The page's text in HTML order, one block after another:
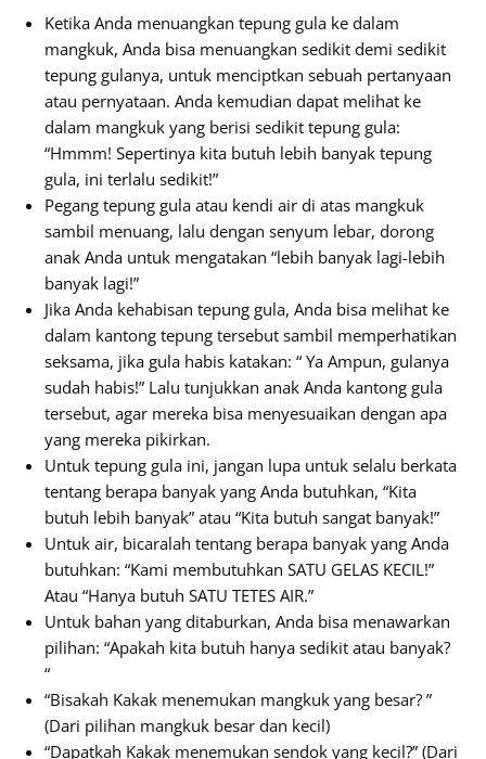
Ketika Anda menuangkan tepung gula ke dalam
mangkuk, Anda bisa menuangkan sedikit demi sedikit
tepung gulanya, untuk menciptkan sebuah pertanyaan
atau pernyataan. Anda kemudian dapat melihat ke
dalam mangkuk yang berisi sedikit tepung gula:
“Hmmm! Sepertinya kita butuh lebih banyak tepung
gula, ini terlalu sedikit!”
Pegang tepung gula atau kendi air di atas mangkuk
sambil menuang, lalu dengan senyum lebar, dorong
anak Anda untuk mengatakan “lebih banyak lagi-lebih
banyak lagi!”
Jika Anda kehabisan tepung gula, Anda bisa melihat ke
dalam kantong tepung tersebut sambil memperhatikan
seksama, jika gula habis katakan: “ Ya Ampun, gulanya
sudah habis!” Lalu tunjukkan anak Anda kantong gula
tersebut, agar mereka bisa menyesuaikan dengan apa
yang mereka pikirkan.
Untuk tepung gula ini, jangan lupa untuk selalu berkata
tentang berapa banyak yang Anda butuhkan, “Kita
butuh lebih banyak” atau “Kita butuh sangat banyak!”
Untuk air, bicaralah tentang berapa banyak yang Anda
butuhkan: “Kami membutuhkan SATU GELAS KECIL!”
Atau “Hanya butuh SATU TETES AIR.”
Untuk bahan yang ditaburkan, Anda bisa menawarkan
pilihan: “Apakah kita butuh hanya sedikit atau banyak?
“
“Bisakah Kakak menemukan mangkuk yang besar? ”
(Dari pilihan mangkuk besar dan kecil)
“Dapatkah Kakak menemukan sendok yang kecil?” (Dari